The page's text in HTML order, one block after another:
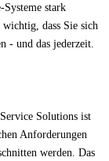
stark
wichtig, dass Sie sich
- und das jederzeit.
Solutions ist
Anforderungen
werden. Das